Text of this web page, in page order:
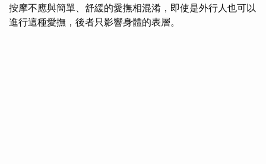
按摩不應與簡單、舒緩的愛撫相混淆，即使是外行人也可以
進行這種愛撫，後者只影響身體的表層。